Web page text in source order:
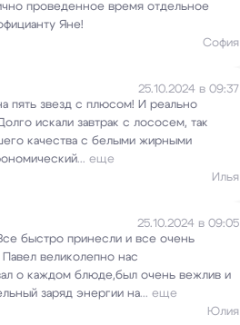
проведенное время отдельное
Яне!
София
25.10.2024 в 09:37
пять звезд с плюсом! И реально
искали завтрак с лососем, так
качества с белыми жирными
... еще
Илья
25.10.2024 в 09:05
быстро принесли и все очень
великолепно нас
о каждом блюде,был очень вежлив и
заряд энергии на... еще
Юлия